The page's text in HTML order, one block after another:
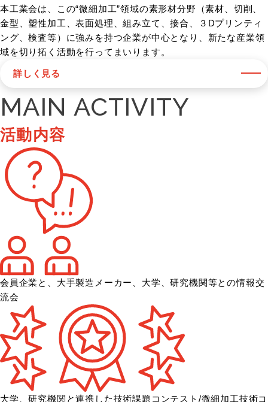
本工業会は、この“微細加工”領域の素形材分野（素材、切削、
金型、塑性加工、表面処理、組み立て、接合、３Dプリンティ
ング、検査等）に強みを持つ企業が中心となり、新たな産業領
域を切り拓く活動を行ってまいります。
詳しく見る
MAIN ACTIVITY
活動内容
会員企業と、大手製造メーカー、大学、研究機関等との情報交
流会
大学、研究機関と連携した技術課題コンテスト/微細加工技術コ